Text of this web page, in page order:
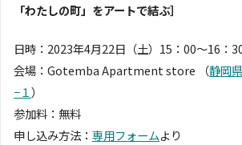
「わたしの町」をアートで結ぶ］
日時：2023年4月22日（土）15：00〜16：
会場：Gotemba Apartment store （静岡
−１）
参加料：無料
申し込み方法： 専用フォームより